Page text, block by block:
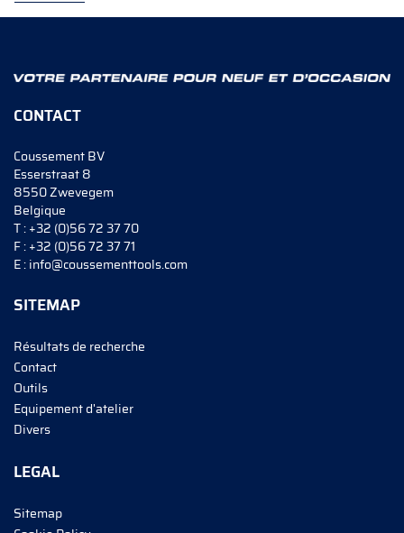
CONTACT
Coussement BV
Esserstraat 8
8550 Zwevegem
Belgique
T :+32 (0)56 72 37 70
F :+32 (0)56 72 37 71
E :info@coussementtools.com
SITEMAP
Résultats de recherche
Contact
Outils
Equipement d'atelier
Divers
LEGAL
Sitemap